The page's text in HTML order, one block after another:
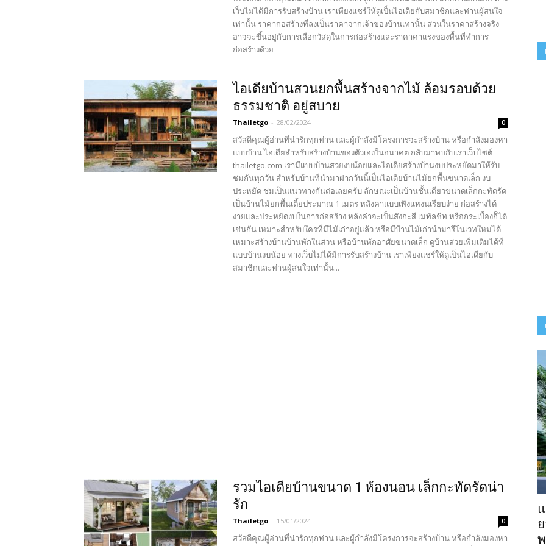
เว็บไม่ได้มีการรับสร้างบ้าน เราเพียงแชร์ให้ดูเป็นไอเดียกับสมาชิกและท่านผู้สนใจ
เท่านั้น ราคาก่อสร้างที่ลงเป็นราคาจากเจ้าของบ้านเท่านั้น ส่วนในราคาสร้างจริง
อาจจะขึ้นอยู่กับการเลือกวัสดุในการก่อสร้างและราคาค่าแรงของพื้นที่ทำการ
ก่อสร้างด้วย
ไอเดียบ้านสวนยกพื้นสร้างจากไม้ ล้อมรอบด้วย
ธรรมชาติ อยู่สบาย
Thailetgo - 28/02/2024 0
สวัสดีคุณผู้อ่านที่น่ารักทุกท่าน และผู้กำลังมีโครงการจะสร้างบ้าน หรือกำลังมองหา
แบบบ้าน ไอเดียสำหรับสร้างบ้านของตัวเองในอนาคต กลับมาพบกับเราเว็บไซต์
thailetgo.com เรามีแบบบ้านสวยงบน้อยและไอเดียสร้างบ้านงบประหยัดมาให้รับ
ชมกันทุกวัน สำหรับบ้านที่นำมาฝากวันนี้เป็นไอเดียบ้านไม้ยกพื้นขนาดเล็ก งบ
ประหยัด ชมเป็นแนวทางกันต่อเลยครับ ลักษณะเป็นบ้านชั้นเดียวขนาดเล็กกะทัดรัด
เป็นบ้านไม้ยกพื้นเตี้ยประมาณ 1 เมตร หลังคาแบบเพิงแหงนเรียบง่าย ก่อสร้างได้
งายและประหยัดงบในการก่อสร้าง หลังค่าจะเป็นสังกะสี เมทัลชีท หรือกระเบื้องก็ได้
เช่นกัน เหมาะสำหรับใครที่มีไม้เก่าอยู่แล้ว หรือมีบ้านไม้เก่านำมารีโนเวทใหม่ได้
เหมาะสร้างบ้านบ้านพักในสวน หรือบ้านพักอาศัยขนาดเล็ก ดูบ้านสวยเพิ่มเติมได้ที่
แบบบ้านงบน้อย ทางเว็บไม่ได้มีการรับสร้างบ้าน เราเพียงแชร์ให้ดูเป็นไอเดียกับ
สมาชิกและท่านผู้สนใจเท่านั้น...
รวมไอเดียบ้านขนาด 1 ห้องนอน เล็กกะทัดรัดน่า
รัก
Thailetgo - 15/01/2024 0
สวัสดีคุณผู้อ่านที่น่ารักทุกท่าน และผู้กำลังมีโครงการจะสร้างบ้าน หรือกำลังมองหา